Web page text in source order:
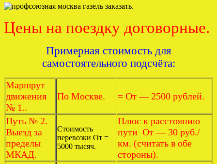
Цены на поездку договорные.
Примерная стоимость для
самостоятельного подсчёта:
Маршрут
движения
№ 1..
По Москве. = От — 2500 рублей.
Путь № 2.
Выезд за
пределы
МКАД.
Стоимость
перевозки От =
5000 тысяч.
Плюс к расстоянию
пути От — 30 руб./
км. (считать в обе
стороны).